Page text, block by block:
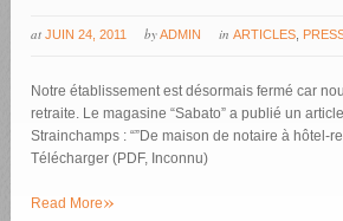
at JUIN 24, 2011 byADMIN inARTICLES
Notre établissement est désormais fermé car
retraite. Le magasine “Sabato” a publié un
Strainchamps : “”De maison de notaire à hôtel-
Télécharger (PDF, Inconnu)
Read More»